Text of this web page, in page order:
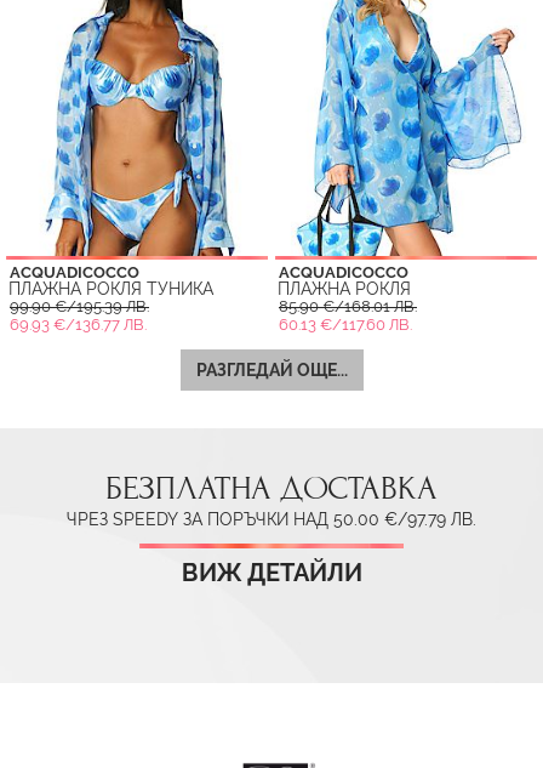
ACQUADICOCCO
ПЛАЖНА РОКЛЯ ТУНИКА
99.90 €/195.39 ЛВ.
69.93 €/136.77 ЛВ.
ACQUADICOCCO
ПЛАЖНА РОКЛЯ
85.90 €/168.01 ЛВ.
60.13 €/117.60 ЛВ.
РАЗГЛЕДАЙ ОЩЕ...
БЕЗПЛАТНА ДОСТАВКА
ЧРЕЗ SPEEDY ЗА ПОРЪЧКИ НАД 50.00 €/97.79 ЛВ.
ВИЖ ДЕТАЙЛИ